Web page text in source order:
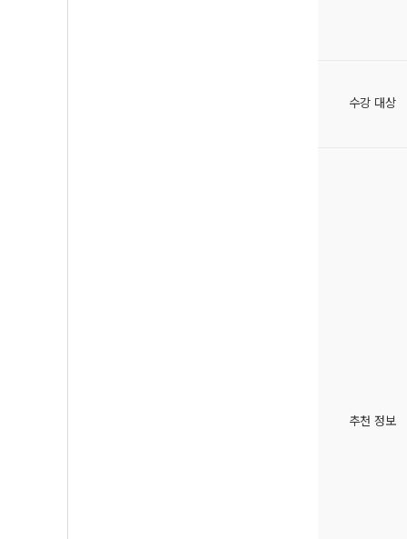
수강 대상
추천 정보